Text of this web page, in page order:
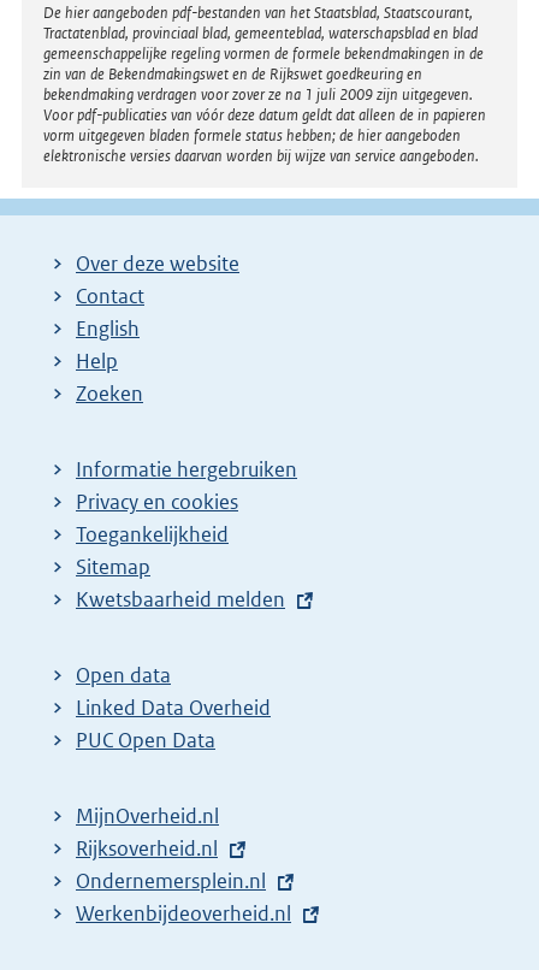
Disclaimer
De hier aangeboden pdf-bestanden van het Staatsblad, Staatscourant,
Tractatenblad, provinciaal blad, gemeenteblad, waterschapsblad en blad
gemeenschappelijke regeling vormen de formele bekendmakingen in de
zin van de Bekendmakingswet en de Rijkswet goedkeuring en
bekendmaking verdragen voor zover ze na 1 juli 2009 zijn uitgegeven.
Voor pdf-publicaties van vóór deze datum geldt dat alleen de in papieren
vorm uitgegeven bladen formele status hebben; de hier aangeboden
elektronische versies daarvan worden bij wijze van service aangeboden.
Over deze website
Contact
English
Help
Zoeken
Informatie hergebruiken
Privacy en cookies
Toegankelijkheid
Sitemap
E
t
e
r
l
i
n
k
Kwetsbaarheid melden
Open data
Linked Data Overheid
PUC Open Data
MijnOverheid.nl
E
x
t
Rijksoverheid.nl
E
x
Ondernemersplein.nl
E
Werkenbijdeoverheid.nl